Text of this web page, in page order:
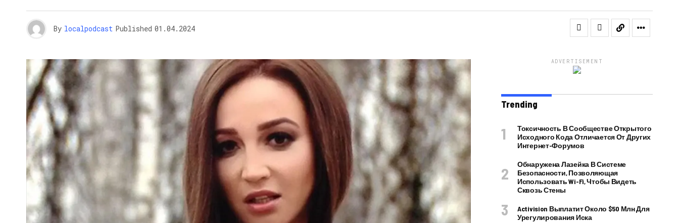
By localpodcast Published 01.04.2024
ADVERTISEMENT
Trending
Токсичность В Сообществе Открытого
Исходного Кода Отличается От Других
Интернет-Форумов
Обнаружена Лазейка В Системе
Безопасности, Позволяющая
Использовать Wi-Fi, Чтобы Видеть
Сквозь Стены
Activision Выплатит Около $50 Млн Для
Урегулирования Иска